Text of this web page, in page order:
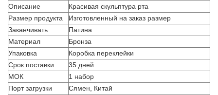
Описание
Красивая скульптура рта
Размер продукта
Изготовленный на заказ размер
Заканчивать
Патина
Материал
Бронза
Упаковка
Коробка переклейки
Срок поставки
35 дней
МОК
1 набор
Порт загрузки
Сямен, Китай